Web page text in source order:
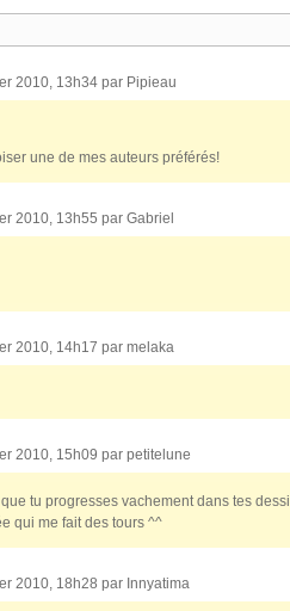
2010, 13h34 par Pipieau
une de mes auteurs préférés!
2010, 13h55 par Gabriel
2010, 14h17 par melaka
2010, 15h09 par petitelune
que tu progresses vachement dans tes
qui me fait des tours ^^
2010, 18h28 par Innyatima